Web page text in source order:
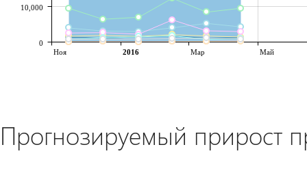
Ноя 2016 Мар Май
0
10,000
Прогнозируемый прирост